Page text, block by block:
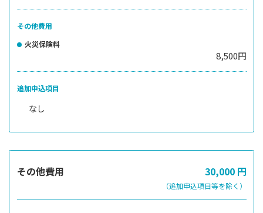
その他費用
火災保険料
8,500円
追加申込項目
なし
その他費用 30,000 円
（追加申込項目等を除く）